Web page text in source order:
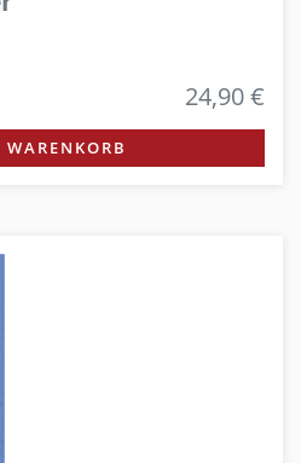
24,90 €